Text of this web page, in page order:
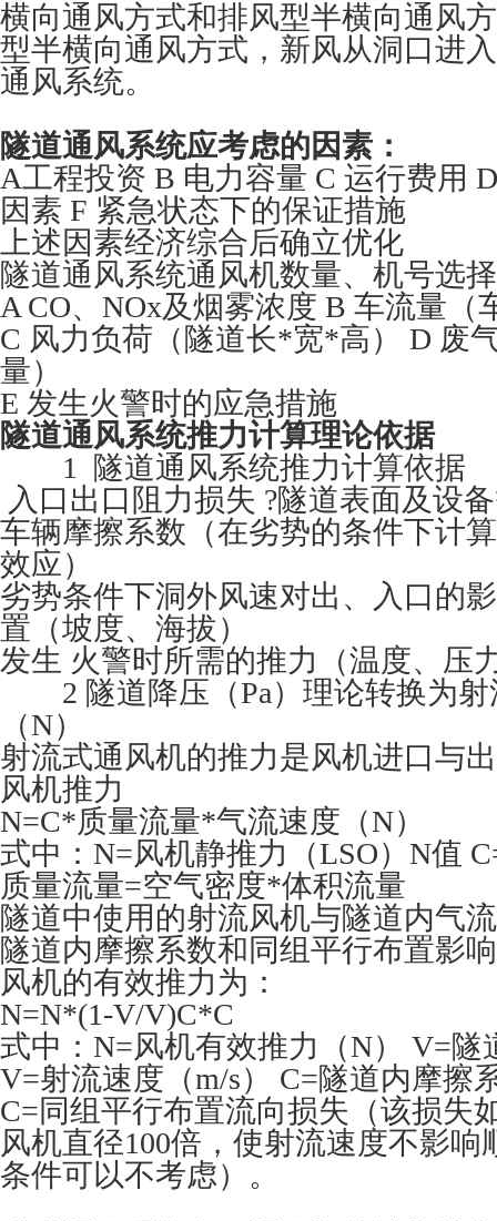
横向通风方式和排风型半横向通风
型半横向通风方式，新风从洞口进
通风系统。
隧道通风系统应考虑的因素：
A工程投资 B 电力容量 C 运行费用
因素 F 紧急状态下的保证措施
上述因素经济综合后确立优化
隧道通风系统通风机数量、机号选
A CO、NOx及烟雾浓度 B 车流量（
C 风力负荷（隧道长*宽*高） D 废
量）
E 发生火警时的应急措施
隧道通风系统推力计算理论依据
1 隧道通风系统推力计算依据
入口出口阻力损失 ?隧道表面及设
车辆摩擦系数（在劣势的条件下计
效应）
劣势条件下洞外风速对出、入口的
置（坡度、海拔）
发生 火警时所需的推力（温度、压
2 隧道降压（Pa）理论转换为射
（N）
射流式通风机的推力是风机进口与
风机推力
N=C*质量流量*气流速度（N）
式中：N=风机静推力（LSO）N值
质量流量=空气密度*体积流量
隧道中使用的射流风机与隧道内气
隧道内摩擦系数和同组平行布置影
风机的有效推力为：
N=N*(1-V/V)C*C
式中：N=风机有效推力（N） V=隧
V=射流速度（m/s） C=隧道内摩擦
C=同组平行布置流向损失（该损失
风机直径100倍，使射流速度不影响
条件可以不考虑）。